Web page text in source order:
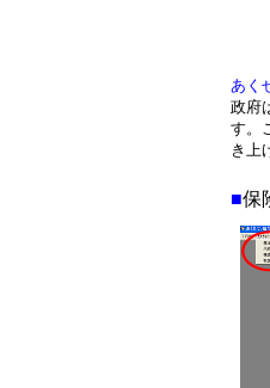
あく
政府
す。
き上
■保